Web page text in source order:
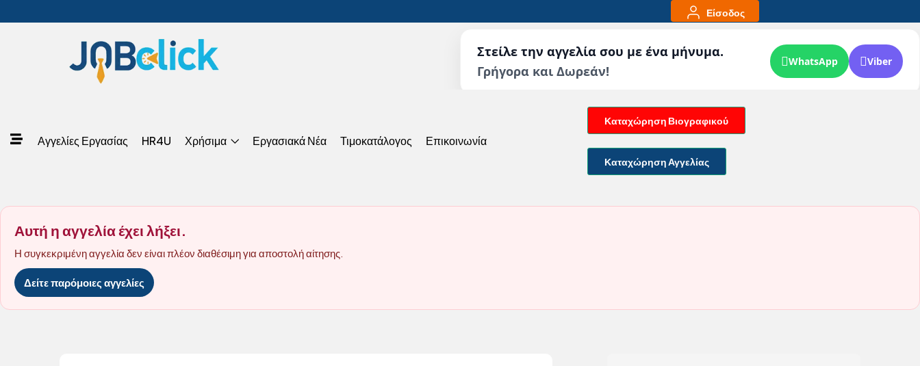
Είσοδος
Στείλε την αγγελία σου με ένα μήνυμα.
Γρήγορα και Δωρεάν!
WhatsApp Viber
Αγγελίες Εργασίας HR4U Χρήσιμα Εργασιακά Νέα Τιμοκατάλογος Επικοινωνία
Καταχώρηση Βιογραφικού
Καταχώρηση Αγγελίας
Αυτή η αγγελία έχει λήξει.
Η συγκεκριμένη αγγελία δεν είναι πλέον διαθέσιμη για αποστολή αίτησης.
Δείτε παρόμοιες αγγελίες